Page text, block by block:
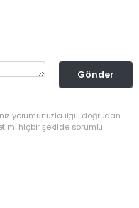
Gönder
yorumunuzla ilgili doğrudan
hiçbir şekilde sorumlu